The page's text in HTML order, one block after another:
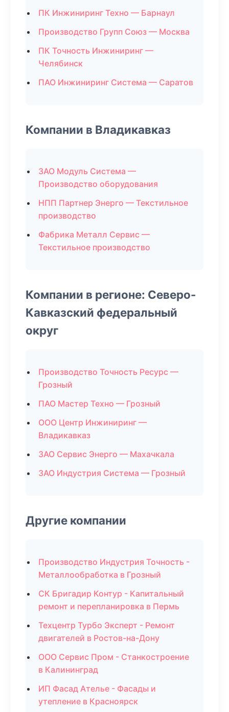
ПК Инжиниринг Техно — Барнаул
Производство Групп Союз — Москва
ПК Точность Инжиниринг —
Челябинск
ПАО Инжиниринг Система — Саратов
Компании в Владикавказ
ЗАО Модуль Система —
Производство оборудования
НПП Партнер Энерго — Текстильное
производство
Фабрика Металл Сервис —
Текстильное производство
Компании в регионе: Северо-
Кавказский федеральный
округ
Производство Точность Ресурс —
Грозный
ПАО Мастер Техно — Грозный
ООО Центр Инжиниринг —
Владикавказ
ЗАО Сервис Энерго — Махачкала
ЗАО Индустрия Система — Грозный
Другие компании
Производство Индустрия Точность -
Металлообработка в Грозный
СК Бригадир Контур - Капитальный
ремонт и перепланировка в Пермь
Техцентр Турбо Эксперт - Ремонт
двигателей в Ростов-на-Дону
ООО Сервис Пром - Станкостроение
в Калининград
ИП Фасад Ателье - Фасады и
утепление в Красноярск